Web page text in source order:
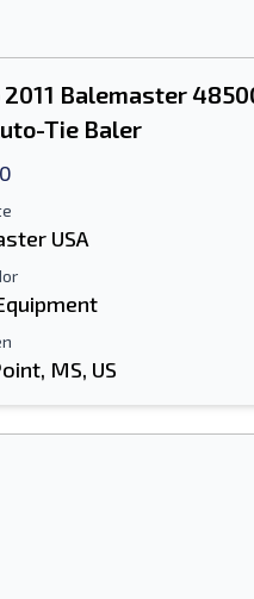
2011 Balemaster
Tie Baler
USA
MS, US